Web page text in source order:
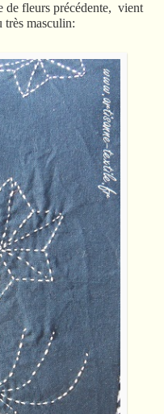
de fleurs précédente, vient
très masculin: